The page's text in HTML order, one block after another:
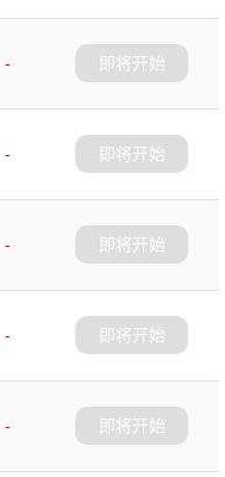
-
即将开始
-
即将开始
-
即将开始
-
即将开始
-
即将开始